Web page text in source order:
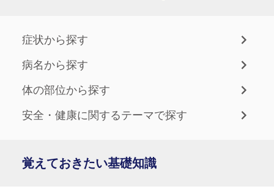
症状から探す
病名から探す
体の部位から探す
安全・健康に関するテーマで探す
覚えておきたい基礎知識